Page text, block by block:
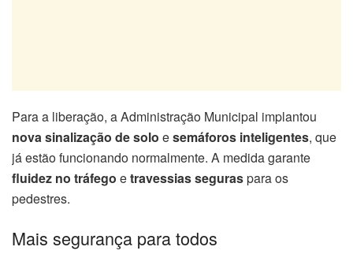
Para a liberação, a Administração Municipal implantou
nova sinalização de solo esemáforos inteligentes, que
já estão funcionando normalmente. A medida garante
fluidez no tráfego etravessias seguraspara os
pedestres.
Mais segurança para todos